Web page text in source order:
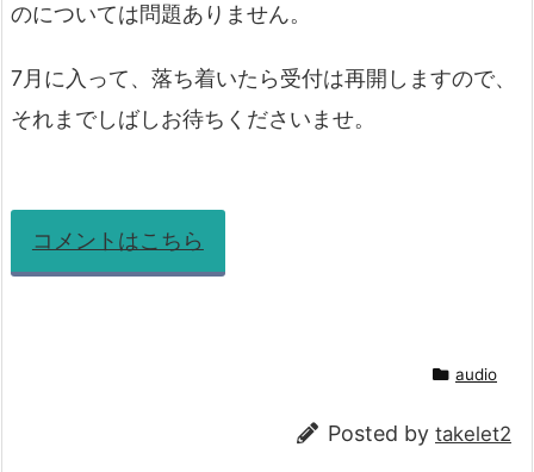
のについては問題ありません。
7月に入って、落ち着いたら受付は再開しますので、
それまでしばしお待ちくださいませ。
コメントはこちら
audio
Posted by takelet2